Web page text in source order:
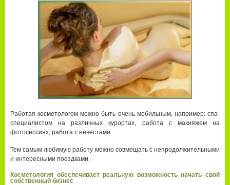
Работая косметологом можно быть очень мобильным, например: спа-
специалистом на различных курортах, работа с макияжем на
фотосессиях, работа с невестами.
Тем самым любимую работу можно совмещать с непродолжительными
и интересными поездками.
Косметология обеспечивает реальную возможность начать свой
собственный бизнес